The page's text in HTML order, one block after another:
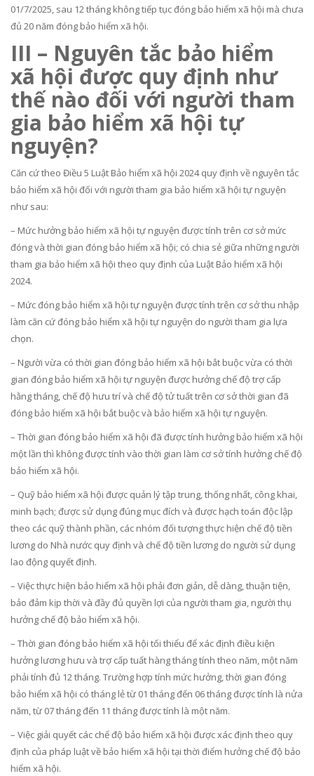
01/7/2025, sau 12 tháng không tiếp tục đóng bảo hiểm xã hội mà chưa
đủ 20 năm đóng bảo hiểm xã hội.
III – Nguyên tắc bảo hiểm
xã hội được quy định như
thế nào đối với người tham
gia bảo hiểm xã hội tự
nguyện?
Căn cứ theo Điều 5 Luật Bảo hiểm xã hội 2024 quy định về nguyên tắc
bảo hiểm xã hội đối với người tham gia bảo hiểm xã hội tự nguyện
như sau:
– Mức hưởng bảo hiểm xã hội tự nguyện được tính trên cơ sở mức
đóng và thời gian đóng bảo hiểm xã hội; có chia sẻ giữa những người
tham gia bảo hiểm xã hội theo quy định của Luật Bảo hiểm xã hội
2024.
– Mức đóng bảo hiểm xã hội tự nguyện được tính trên cơ sở thu nhập
làm căn cứ đóng bảo hiểm xã hội tự nguyện do người tham gia lựa
chọn.
– Người vừa có thời gian đóng bảo hiểm xã hội bắt buộc vừa có thời
gian đóng bảo hiểm xã hội tự nguyện được hưởng chế độ trợ cấp
hằng tháng, chế độ hưu trí và chế độ tử tuất trên cơ sở thời gian đã
đóng bảo hiểm xã hội bắt buộc và bảo hiểm xã hội tự nguyện.
– Thời gian đóng bảo hiểm xã hội đã được tính hưởng bảo hiểm xã hội
một lần thì không được tính vào thời gian làm cơ sở tính hưởng chế độ
bảo hiểm xã hội.
– Quỹ bảo hiểm xã hội được quản lý tập trung, thống nhất, công khai,
minh bạch; được sử dụng đúng mục đích và được hạch toán độc lập
theo các quỹ thành phần, các nhóm đối tượng thực hiện chế độ tiền
lương do Nhà nước quy định và chế độ tiền lương do người sử dụng
lao động quyết định.
– Việc thực hiện bảo hiểm xã hội phải đơn giản, dễ dàng, thuận tiện,
bảo đảm kịp thời và đầy đủ quyền lợi của người tham gia, người thụ
hưởng chế độ bảo hiểm xã hội.
– Thời gian đóng bảo hiểm xã hội tối thiểu để xác định điều kiện
hưởng lương hưu và trợ cấp tuất hàng tháng tính theo năm, một năm
phải tính đủ 12 tháng. Trường hợp tính mức hưởng, thời gian đóng
bảo hiểm xã hội có tháng lẻ từ 01 tháng đến 06 tháng được tính là nửa
năm, từ 07 tháng đến 11 tháng được tính là một năm.
– Việc giải quyết các chế độ bảo hiểm xã hội được xác định theo quy
định của pháp luật về bảo hiểm xã hội tại thời điểm hưởng chế độ bảo
hiểm xã hội.